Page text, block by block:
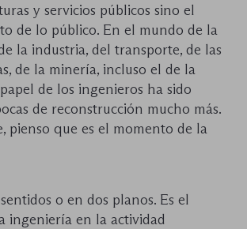
y servicios públicos sino el
de lo público. En el mundo de la
la industria, del transporte, de las
de la minería, incluso el de la
de los ingenieros ha sido
de reconstrucción mucho más.
pienso que es el momento de la
o en dos planos. Es el
ingeniería en la actividad